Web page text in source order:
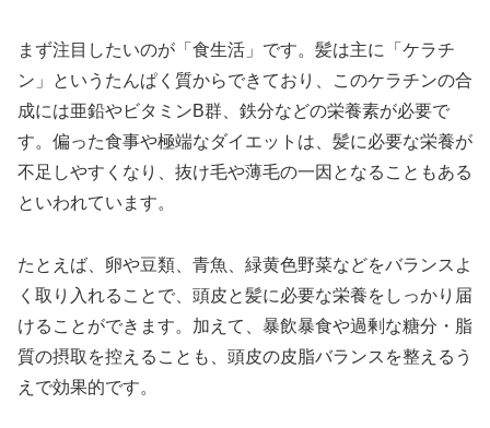
まず注目したいのが「食生活」です。髪は主に「ケラチ
ン」というたんぱく質からできており、このケラチンの合
成には亜鉛やビタミンB群、鉄分などの栄養素が必要で
す。偏った食事や極端なダイエットは、髪に必要な栄養が
不足しやすくなり、抜け毛や薄毛の一因となることもある
といわれています。
たとえば、卵や豆類、青魚、緑黄色野菜などをバランスよ
く取り入れることで、頭皮と髪に必要な栄養をしっかり届
けることができます。加えて、暴飲暴食や過剰な糖分・脂
質の摂取を控えることも、頭皮の皮脂バランスを整えるう
えで効果的です。